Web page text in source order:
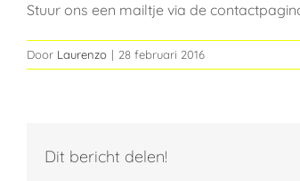
Stuur ons een mailtje via de
Door Laurenzo | 28 februari 2016
Dit bericht delen!